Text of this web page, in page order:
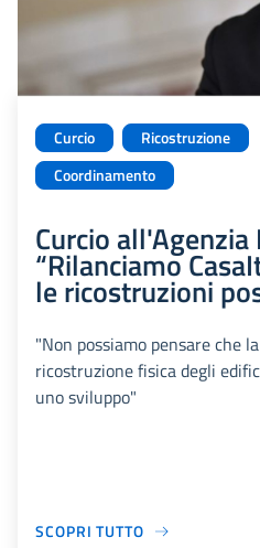
Curcio
Ricostruzione
Coordinamento
Curcio all'Agenzia
“Rilanciamo
le ricostruzioni
"Non possiamo pensare che
ricostruzione fisica degli
uno sviluppo"
SCOPRI TUTTO